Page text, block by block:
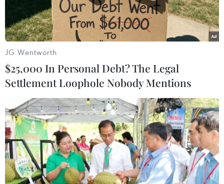
Theo hãng thông tấn Yonhap, nhiều đảng đối lập ở Hàn
Quốc ngày 16/11 tuyên bố Tổng thống Park Geun-hye
phải nhanh chóng trả lời những câu hỏi về vụ bê bối
liên quan đến người bạn thân của bà.
JG Wentworth
$25,000 In Personal Debt? The Legal
Settlement Loophole Nobody Mentions